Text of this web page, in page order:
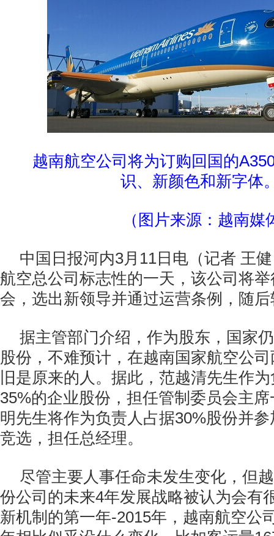
越南航空公司将为订购回国的
识、新颜色和新字体
（图片来源：越南媒
中国日报河内3月11日电（记者 王
航空总公司标志性的一天，该公司将
会，选出新领导并通过运营条例，随
据主管部门介绍，作为股东，国家
股份，不难预计，在越南国家航空公
旧是原来的人。据此，范越清先生作
35%的企业股份，担任管制委员会主
明先生将作为负责人占据30%股份并
竞选，担任总经理。
尽管主要人事任命未发生变化，但
份公司的未来4年发展战略被认为会有
新机制的第一年-2015年，越南航空公